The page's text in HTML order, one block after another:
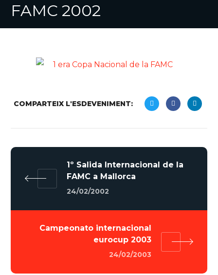
FAMC 2002
COMPARTEIX L'ESDEVENIMENT:
1º Salida Internacional de la
FAMC a Mallorca
24/02/2002
Campeonato internacional
eurocup 2003
24/02/2003